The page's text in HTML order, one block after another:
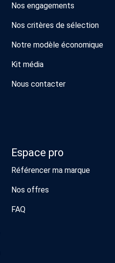
Nos engagements
Nos critères de sélection
Notre modèle économique
Kit média
Nous contacter
Espace pro
Référencer ma marque
Nos offres
FAQ